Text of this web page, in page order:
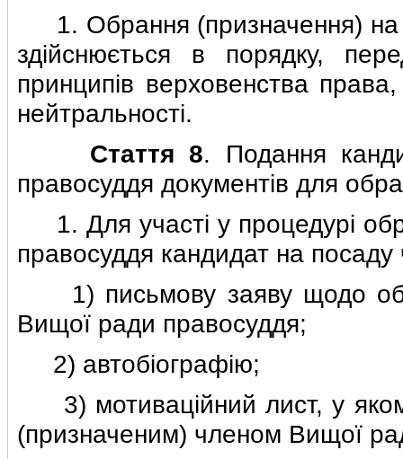
1. Обрання (призначення) на
здiйснюється в порядку,
принципiв верховенства
нейтральностi.
Стаття 8. Подання
правосуддя документiв для
1. Для участi у процедурi
правосуддя кандидат на
1) письмову заяву щодо
Вищої ради правосуддя;
2) автобiографiю;
3) мотивацiйний лист, у
(призначеним) членом Вищої